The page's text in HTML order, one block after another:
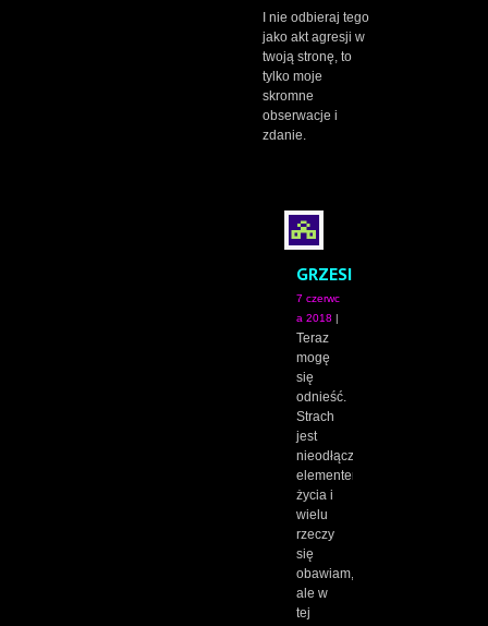
I nie odbieraj tego
jako akt agresji w
twoją stronę, to
tylko moje
skromne
obserwacje i
zdanie.
GRZESIEKKW
7 czerwc
a 2018
Teraz
mogę
się
odnieść.
Strach
jest
nieodłącznym
elementem
życia i
wielu
rzeczy
się
obawiam,
ale w
tej